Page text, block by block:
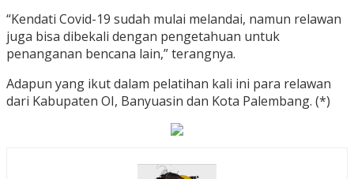
“Kendati Covid-19 sudah mulai melandai, namun relawan
juga bisa dibekali dengan pengetahuan untuk
penanganan bencana lain,” terangnya.
Adapun yang ikut dalam pelatihan kali ini para relawan
dari Kabupaten OI, Banyuasin dan Kota Palembang. (*)